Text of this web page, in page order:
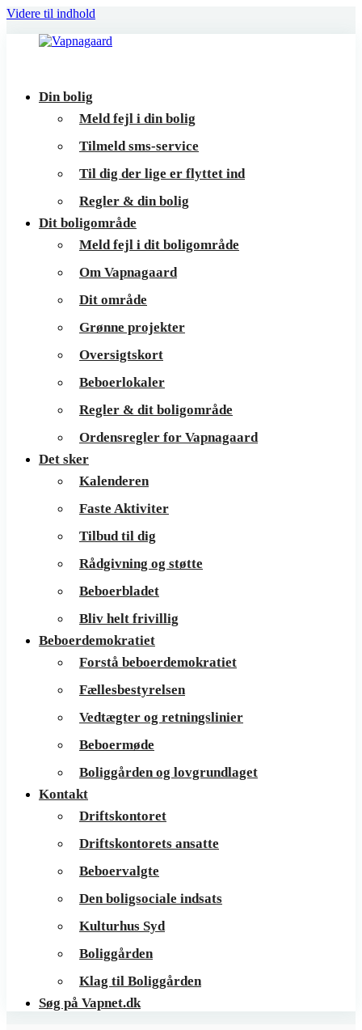
Videre til indhold
Vapnagaard
BoligerDin bolig
Meld fejl i din bolig
Tilmeld sms-service
Til dig der lige er flyttet ind
Regler & din bolig
Dit boligområde
Meld fejl i dit boligområde
Om Vapnagaard
Dit område
Grønne projekter
Oversigtskort
Beboerlokaler
Regler & dit boligområde
Ordensregler for Vapnagaard
Det sker
Kalenderen
Faste Aktiviter
Tilbud til dig
Rådgivning og støtte
Beboerbladet
Bliv helt frivillig
Beboerdemokratiet
Forstå beboerdemokratiet
Fællesbestyrelsen
Vedtægter og retningslinier
Beboermøde
Boliggården og lovgrundlaget
Kontakt
Driftskontoret
Driftskontorets ansatte
Beboervalgte
Den boligsociale indsats
Kulturhus Syd
Boliggården
Klag til Boliggården
Søg på Vapnet.dk